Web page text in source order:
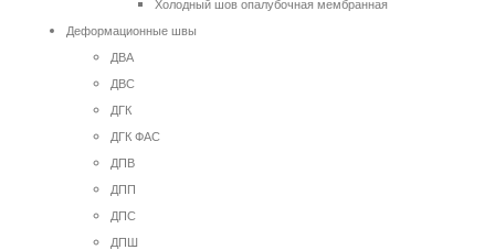
Холодный шов опалубочная мембранная
Деформационные швы
ДВА
ДВС
ДГК
ДГК ФАС
ДПВ
ДПП
ДПС
ДПШ